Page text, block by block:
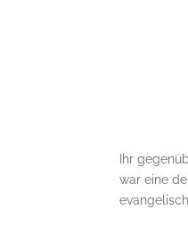
Ihr
war eine